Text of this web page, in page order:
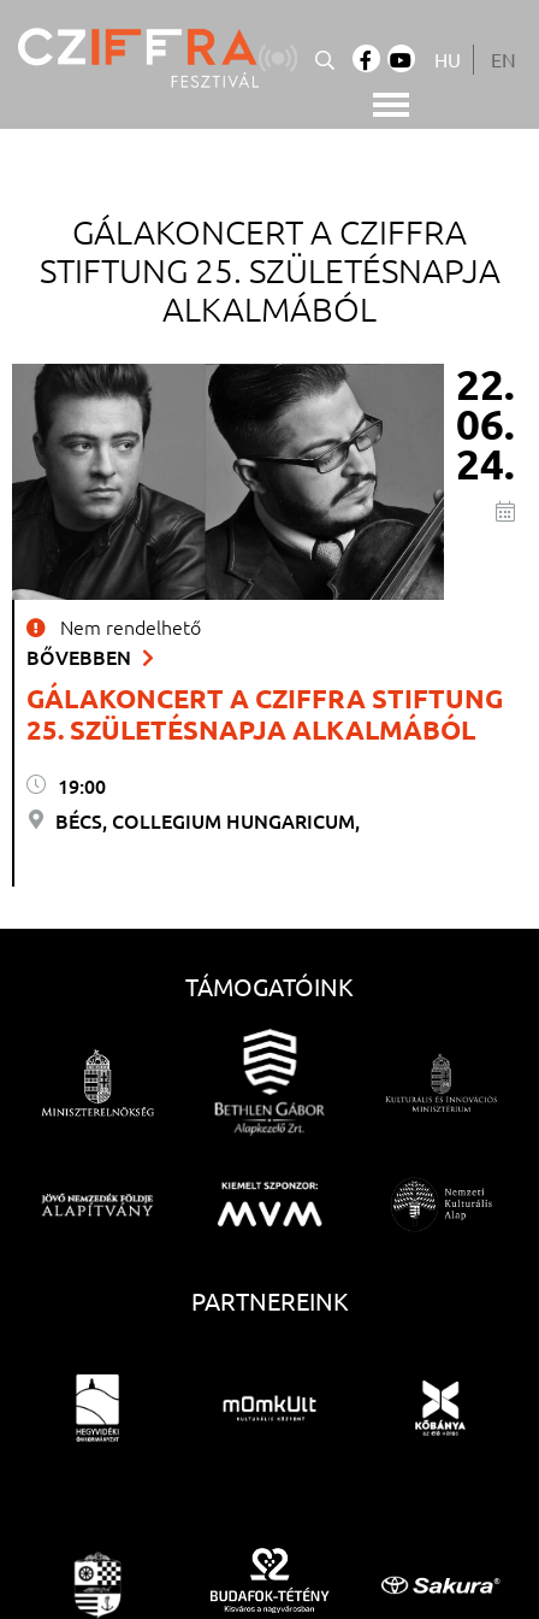
content
HU EN
GÁLAKONCERT A CZIFFRA
STIFTUNG 25. SZÜLETÉSNAPJA
ALKALMÁBÓL
22.
06.
24.
GÁLAKONCERT A CZIFFRA STIFTUNG
25. SZÜLETÉSNAPJA ALKALMÁBÓL
19:00
BÉCS, COLLEGIUM HUNGARICUM,
Nem rendelhető
BŐVEBBEN
TÁMOGATÓINK
PARTNEREINK